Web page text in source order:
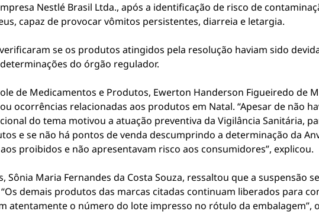
Nestlé Brasil Ltda., após a identificação de risco de
capaz de provocar vômitos persistentes, diarreia e letargia.
se os produtos atingidos pela resolução haviam sido
do órgão regulador.
de Medicamentos e Produtos, Ewerton Handerson Figueiredo de
ocorrências relacionadas aos produtos em Natal. “Apesar de não
do tema motivou a atuação preventiva da Vigilância Sanitária,
e se não há pontos de venda descumprindo a determinação da
proibidos e não apresentavam risco aos consumidores”, explicou.
Sônia Maria Fernandes da Costa Souza, ressaltou que a suspensão
demais produtos das marcas citadas continuam liberados para
atentamente o número do lote impresso no rótulo da embalagem”,